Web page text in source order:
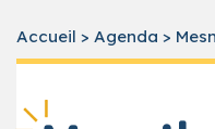
Accueil > Agenda >